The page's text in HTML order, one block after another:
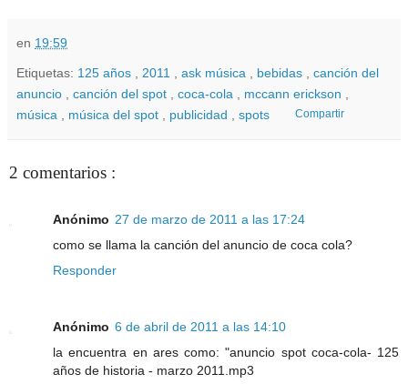
en 19:59
Etiquetas: 125 años 2011 ask música bebidas
canción del
anuncio
canción del spot coca-cola mccann erickson
música
música del spot publicidad spots Compartir
2 comentarios :
Anónimo 27 de marzo de 2011 a las 17:24
como se llama la canción del anuncio de coca cola?
Responder
Anónimo 6 de abril de 2011 a las 14:10
la encuentra en ares como: "anuncio spot coca-cola- 125
años de historia - marzo 2011.mp3